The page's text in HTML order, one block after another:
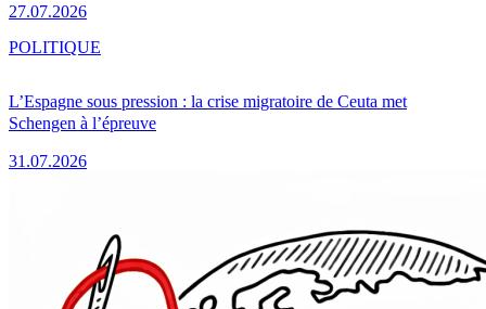
27.07.2026
L’Espagne sous pression : la crise migratoire de Ceuta met
Schengen à l’épreuve
31.07.2026
POLITIQUE